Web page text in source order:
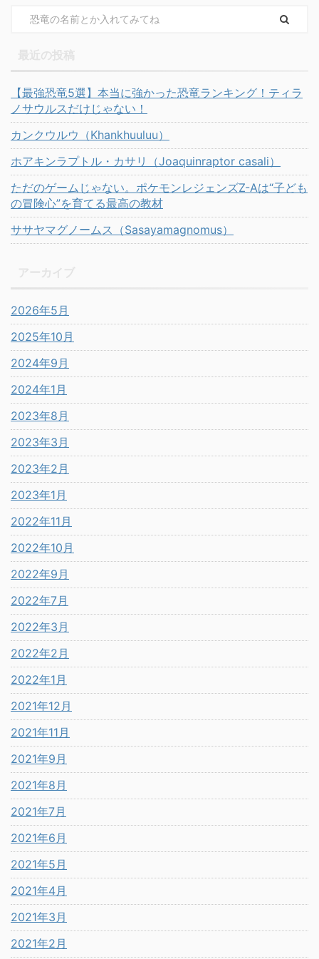
【最強恐竜5選】本当に強かった恐竜ランキング！ティラ
ノサウルスだけじゃない！
カンクウルウ（Khankhuuluu）
ホアキンラプトル・カサリ（Joaquinraptor casali）
ただのゲームじゃない。ポケモンレジェンズZ-Aは“子ども
の冒険心”を育てる最高の教材
ササヤマグノームス（Sasayamagnomus）
2026年5月
2025年10月
2024年9月
2024年1月
2023年8月
2023年3月
2023年2月
2023年1月
2022年11月
2022年10月
2022年9月
2022年7月
2022年3月
2022年2月
2022年1月
2021年12月
2021年11月
2021年9月
2021年8月
2021年7月
2021年6月
2021年5月
2021年4月
2021年3月
2021年2月